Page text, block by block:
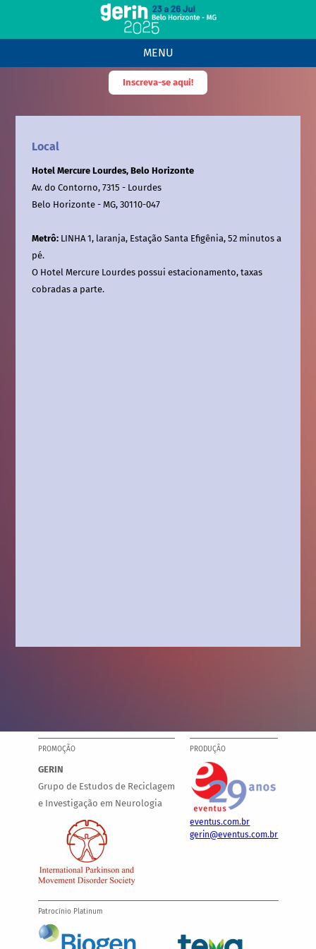
MENU
Inscreva-se aqui!
Local
Hotel Mercure Lourdes, Belo Horizonte
Av. do Contorno, 7315 - Lourdes
Belo Horizonte - MG, 30110-047
Metrô:LINHA 1, laranja, Estação Santa Efigênia, 52 minutos a
pé.
O Hotel Mercure Lourdes possui estacionamento, taxas
cobradas a parte.
PROMOÇÃO
GERIN
Grupo de Estudos de Reciclagem
e Investigação em Neurologia
PRODUÇÃO
eventus.com.br
gerin@eventus.com.br
Patrocínio Platinum